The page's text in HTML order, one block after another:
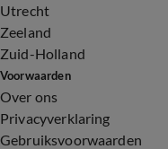
Utrecht
Zeeland
Zuid-Holland
Voorwaarden
Over ons
Privacyverklaring
Gebruiksvoorwaarden